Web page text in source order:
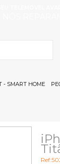
- SMART HOME